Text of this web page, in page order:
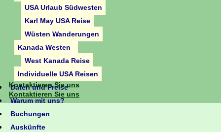
USA Urlaub Südwesten
Karl May USA Reise
Wüsten Wanderungen
Kanada Westen
West Kanada Reise
Individuelle USA Reisen
Daten und Preise
Warum mit uns?
Buchungen
Auskünfte
Kontaktieren Sie uns
Kontaktieren Sie uns